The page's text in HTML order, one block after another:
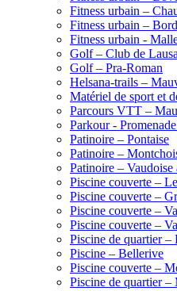
Fitness urbain –
Fitness urbain –
Fitness urbain -
Golf – Club de
Golf – Pra-Roman
Helsana-trails –
Matériel de sport et
Parcours VTT –
Parkour -
Patinoire – Pontaise
Patinoire –
Patinoire – Vaudoise
Piscine couverte –
Piscine couverte –
Piscine couverte –
Piscine couverte –
Piscine de quartier –
Piscine – Bellerive
Piscine couverte –
Piscine de quartier –